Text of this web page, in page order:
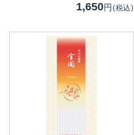
1,650円 (税込)